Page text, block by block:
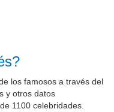
los famosos a través del
y otros datos
1100 celebridades.